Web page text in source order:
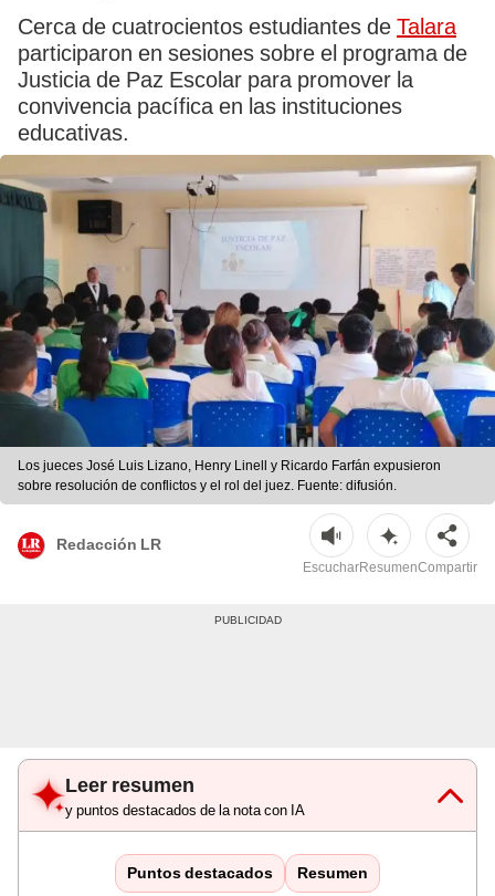
Cerca de cuatrocientos estudiantes de Talara
participaron en sesiones sobre el programa de
Justicia de Paz Escolar para promover la
convivencia pacífica en las instituciones
educativas.
Los jueces José Luis Lizano, Henry Linell y Ricardo Farfán expusieron
sobre resolución de conflictos y el rol del juez. Fuente: difusión.
Redacción LR
EscucharResumenCompartir
Leer resumen
y puntos destacados de la nota con IA
Puntos destacados Resumen